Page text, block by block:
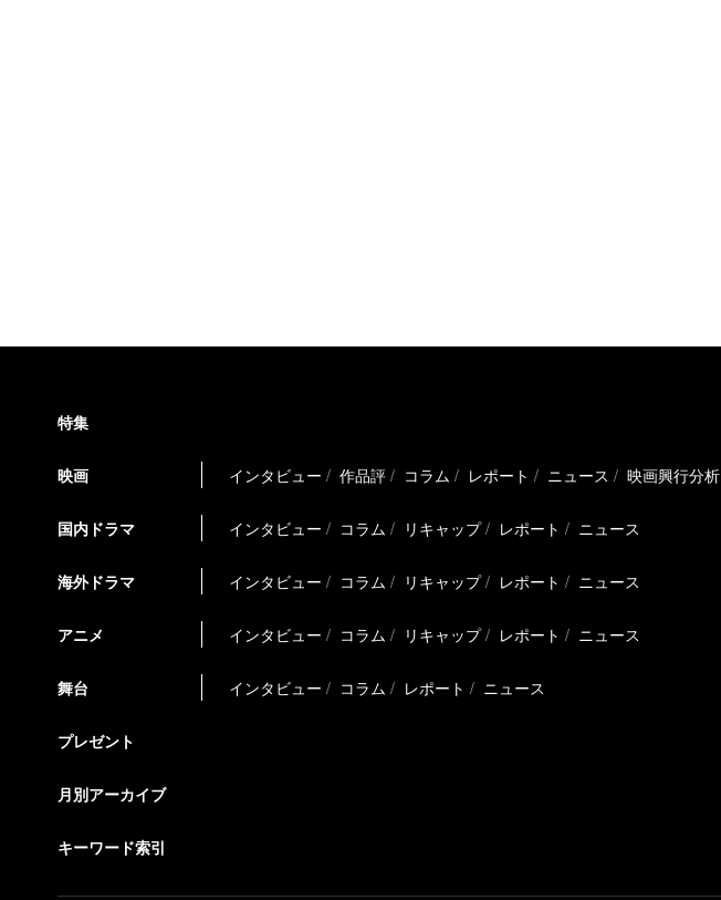
特集
映画 インタビュー 作品評 コラム レポート ニュース 映画興行分析
国内ドラマ インタビュー コラム リキャップ レポート ニュース
海外ドラマ インタビュー コラム リキャップ レポート ニュース
アニメ インタビュー コラム リキャップ レポート ニュース
舞台 インタビュー コラム レポート ニュース
プレゼント
月別アーカイブ
キーワード索引